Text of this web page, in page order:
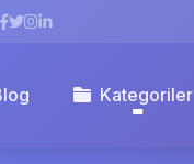
Kategoriler